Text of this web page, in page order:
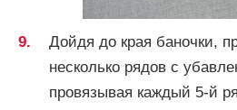
Дойдя до края баночки,
несколько рядов с
провязывая каждый 5-й